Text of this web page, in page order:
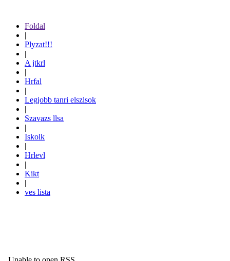
Foldal
|
Plyzat!!!
|
A jtkrl
|
Hrfal
|
Legjobb tanri elszlsok
|
Szavazs llsa
|
Iskolk
|
Hrlevl
|
Kikt
|
ves lista